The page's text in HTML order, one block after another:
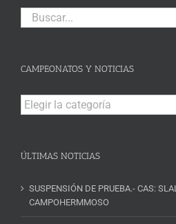
Buscar:
CAMPEONATOS Y NOTICIAS
Campeonatos
y
ÚLTIMAS NOTICIAS
SUSPENSIÓN DE PRUEBA.- CAS:
CAMPOHERMMOSO